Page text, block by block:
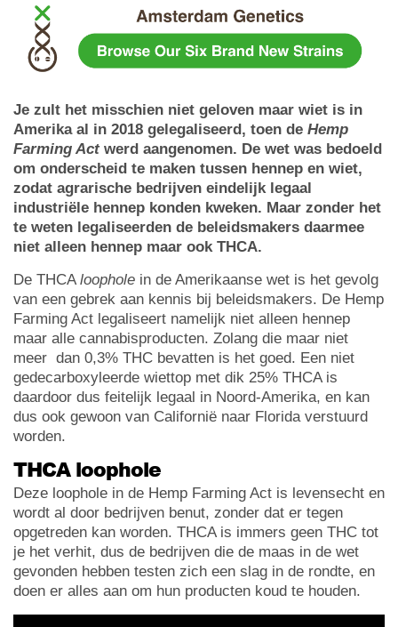
Je zult het misschien niet geloven maar wiet is in
Amerika al in 2018 gelegaliseerd, toen de Hemp
Farming Actwerd aangenomen. De wet was bedoeld
om onderscheid te maken tussen hennep en wiet,
zodat agrarische bedrijven eindelijk legaal
industriële hennep konden kweken. Maar zonder het
te weten legaliseerden de beleidsmakers daarmee
niet alleen hennep maar ook THCA.
De THCA loophole in de Amerikaanse wet is het gevolg
van een gebrek aan kennis bij beleidsmakers. De Hemp
Farming Act legaliseert namelijk niet alleen hennep
maar alle cannabisproducten. Zolang die maar niet
meer dan 0,3% THC bevatten is het goed. Een niet
gedecarboxyleerde wiettop met dik 25% THCA is
daardoor dus feitelijk legaal in Noord-Amerika, en kan
dus ook gewoon van Californië naar Florida verstuurd
worden.
THCA loophole
Deze loophole in de Hemp Farming Act is levensecht en
wordt al door bedrijven benut, zonder dat er tegen
opgetreden kan worden. THCA is immers geen THC tot
je het verhit, dus de bedrijven die de maas in de wet
gevonden hebben testen zich een slag in de rondte, en
doen er alles aan om hun producten koud te houden.